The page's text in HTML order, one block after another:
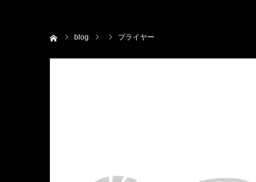
blog プライヤー